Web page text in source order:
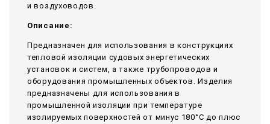
и воздуховодов.
Описание:
Предназначен для использования в конструкциях
тепловой изоляции судовых энергетических
установок и систем, а также трубопроводов и
оборудования промышленных объектов. Изделия
предназначены для использования в
промышленной изоляции при температуре
изолируемых поверхностей от минус 180°С до плюс